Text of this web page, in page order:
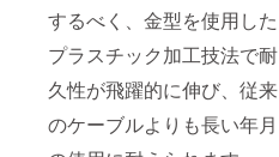
するべく、金型を使用した
プラスチック加工技法で耐
久性が飛躍的に伸び、従来
のケーブルよりも長い年月